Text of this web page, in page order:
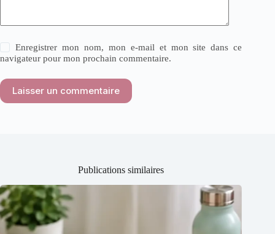
Enregistrer mon nom, mon e-mail et mon site dans ce
navigateur pour mon prochain commentaire.
Laisser un commentaire
Publications similaires